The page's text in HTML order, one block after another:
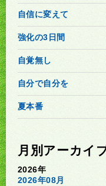
自信に変えて
強化の3日間
自覚無し
自分で自分を
夏本番
月別アーカイ
2026年
2026年08月